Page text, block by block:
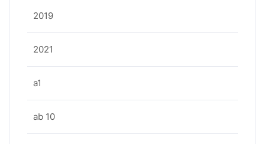
2019
2021
a1
ab 10